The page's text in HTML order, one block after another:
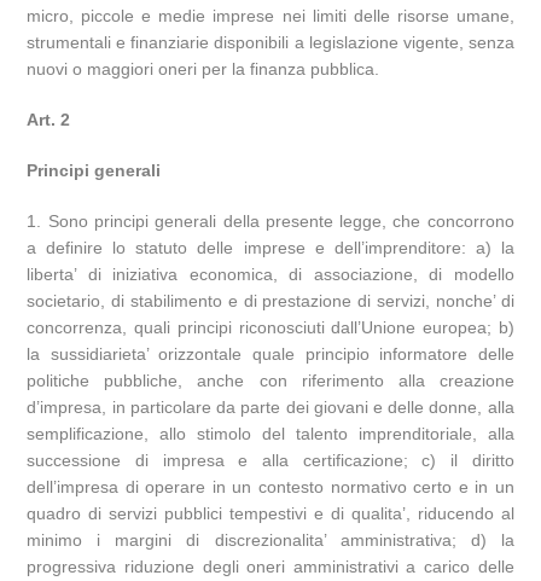
micro, piccole e medie imprese nei limiti delle risorse umane,
strumentali e finanziarie disponibili a legislazione vigente, senza
nuovi o maggiori oneri per la finanza pubblica.
Art. 2
Principi generali
1. Sono principi generali della presente legge, che concorrono
a definire lo statuto delle imprese e dell’imprenditore: a) la
liberta’ di iniziativa economica, di associazione, di modello
societario, di stabilimento e di prestazione di servizi, nonche’ di
concorrenza, quali principi riconosciuti dall’Unione europea; b)
la sussidiarieta’ orizzontale quale principio informatore delle
politiche pubbliche, anche con riferimento alla creazione
d’impresa, in particolare da parte dei giovani e delle donne, alla
semplificazione, allo stimolo del talento imprenditoriale, alla
successione di impresa e alla certificazione; c) il diritto
dell’impresa di operare in un contesto normativo certo e in un
quadro di servizi pubblici tempestivi e di qualita’, riducendo al
minimo i margini di discrezionalita’ amministrativa; d) la
progressiva riduzione degli oneri amministrativi a carico delle